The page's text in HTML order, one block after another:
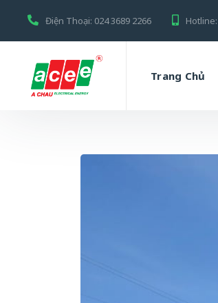
Điện Thoại: 024 3689 2266 Hotline:
Trang Chủ